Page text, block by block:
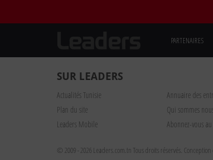
PARTENAIRES
SUR LEADERS
Actualités Tunisie Annuaire des
Plan du site
Qui sommes
Leaders Mobile
Abonnez-vous
© 2009 - 2026 Leaders.com.tn Tous droits réservés.